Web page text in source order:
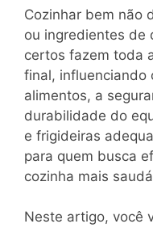
Cozinhar bem não
ou ingredientes de
certos fazem toda
final, influenciando
alimentos, a
durabilidade do
e frigideiras
para quem busca
cozinha mais
Neste artigo, você